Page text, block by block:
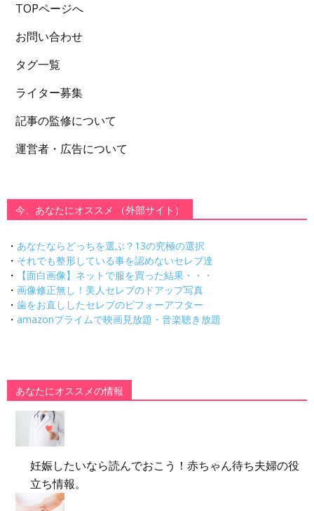
TOPページへ
お問い合わせ
タグ一覧
ライター募集
記事の監修について
運営者・広告について
今、あなたにオススメ （外部サイト）
・ あなたならどっちを選ぶ？13の究極の選択
・ それでも整形している事を認めないセレブ達
・
【面白画像】ネットで服を買った結果・・・
・ 画像修正無し！美人セレブのドアップ写真
・ 歯をお直ししたセレブのビフォーアフター
・ amazonプライムで映画見放題・音楽聴き放題
あなたにオススメの情報
妊娠したいなら読んでおこう！赤ちゃん待ち夫婦の役
立ち情報。